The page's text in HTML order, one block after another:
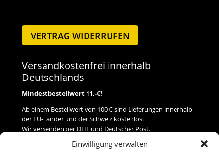
Einwilligung verwalten
VERTRAG WIDERRUFEN
Versandkostenfrei innerhalb
Deutschlands
Mindestbestellwert 11,-€!
Ab einem Bestellwert von 100 € sind Lieferungen innerhalb
der EU-Länder und der Schweiz kostenlos.
Wir versenden per DHL und Deutscher Post.